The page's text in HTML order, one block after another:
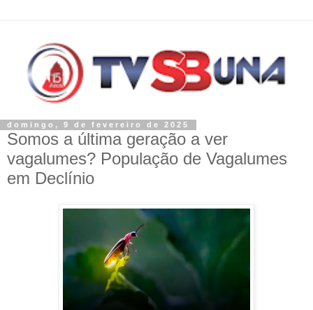
domingo, 9 de fevereiro de 2025
Somos a última geração a ver
vagalumes? População de Vagalumes
em Declínio